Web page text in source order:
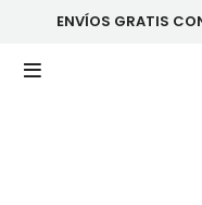
ENVÍOS GRATIS
